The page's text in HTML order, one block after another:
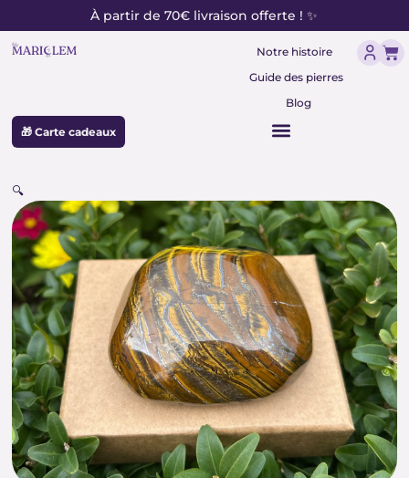
au
contenu
À partir de 70€ livraison offerte ! ✨
Notre histoire
Guide des pierres
Blog
🎁 Carte cadeaux
🔍